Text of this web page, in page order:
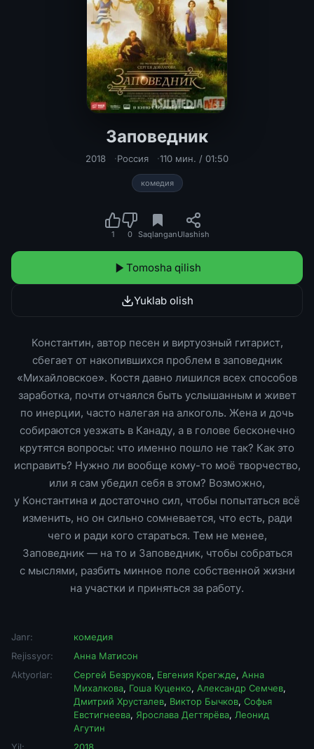
Заповедник
Заповедник Tas-IX
2018 Россия 110 мин. / 01:50
комедия
1 0 SaqlanganUlashish
Tomosha qilish
Yuklab olish
Константин, автор песен и виртуозный гитарист,
сбегает от накопившихся проблем в заповедник
«Михайловское». Костя давно лишился всех способов
заработка, почти отчаялся быть услышанным и живет
по инерции, часто налегая на алкоголь. Жена и дочь
собираются уезжать в Канаду, а в голове бесконечно
крутятся вопросы: что именно пошло не так? Как это
исправить? Нужно ли вообще кому-то моё творчество,
или я сам убедил себя в этом? Возможно,
у Константина и достаточно сил, чтобы попытаться всё
изменить, но он сильно сомневается, что есть, ради
чего и ради кого стараться. Тем не менее,
Заповедник — на то и Заповедник, чтобы собраться
с мыслями, разбить минное поле собственной жизни
на участки и приняться за работу.
Janr:
комедия
Rejissyor:
Анна Матисон
Aktyorlar:
Сергей Безруков, Евгения Крегжде, Анна
Михалкова, Гоша Куценко, Александр Семчев,
Дмитрий Хрусталев, Виктор Бычков, Софья
Евстигнеева, Ярослава Дегтярёва, Леонид
Агутин